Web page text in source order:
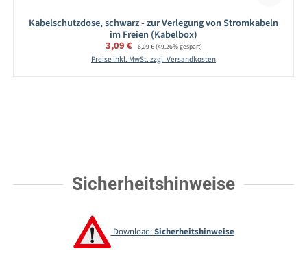
Kabelschutzdose, schwarz - zur Verlegung von Stromkabeln
im Freien (Kabelbox)
Verkaufspreis:
3,09 € Regulärer Preis:
6,09 €(49.26% gespart)
Preise inkl. MwSt. zzgl. Versandkosten
Sicherheitshinweise
Download:Sicherheitshinweise